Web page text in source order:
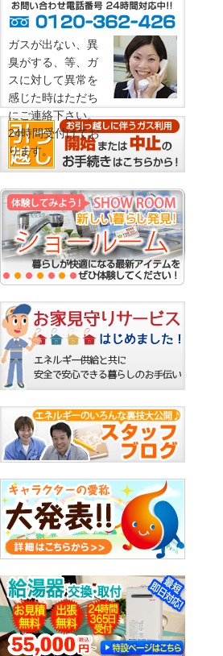
ガスが出ない、異
臭がする、等、ガ
スに対して異常を
感じた時はただち
にご連絡下さい。
24時間受付けてお
ります。